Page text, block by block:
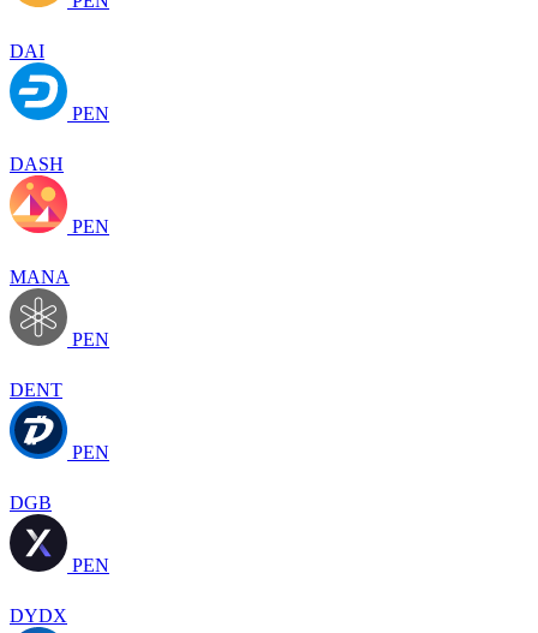
DAI
PEN
DASH
PEN
MANA
PEN
DENT
PEN
DGB
PEN
DYDX